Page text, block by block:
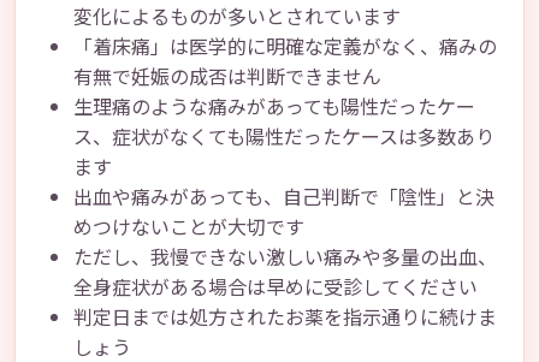
変化によるものが多いとされています
「着床痛」は医学的に明確な定義がなく、痛みの
有無で妊娠の成否は判断できません
生理痛のような痛みがあっても陽性だったケー
ス、症状がなくても陽性だったケースは多数あり
ます
出血や痛みがあっても、自己判断で「陰性」と決
めつけないことが大切です
ただし、我慢できない激しい痛みや多量の出血、
全身症状がある場合は早めに受診してください
判定日までは処方されたお薬を指示通りに続けま
しょう